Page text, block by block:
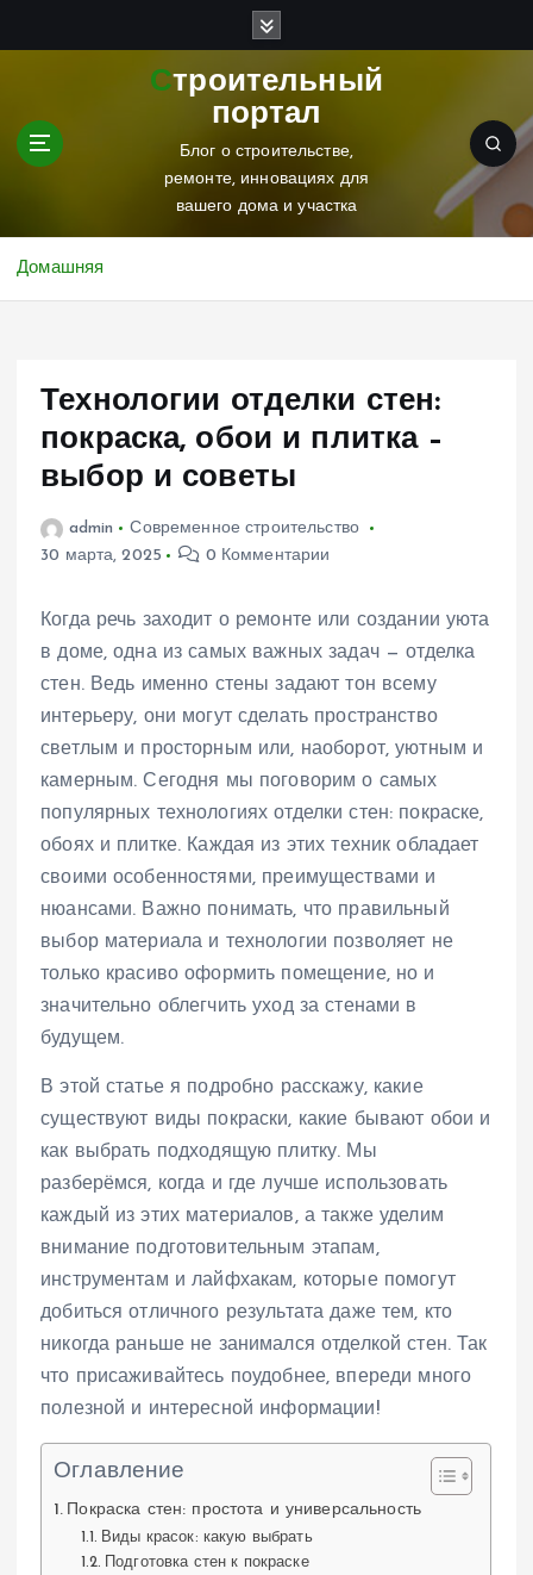
Строительный
портал
Блог о строительстве,
ремонте, инновациях для
вашего дома и участка
Домашняя
Технологии отделки стен:
покраска, обои и плитка –
выбор и советы
admin
Современное строительство
30 марта, 2025
0 Комментарии
Когда речь заходит о ремонте или создании уюта
в доме, одна из самых важных задач — отделка
стен. Ведь именно стены задают тон всему
интерьеру, они могут сделать пространство
светлым и просторным или, наоборот, уютным и
камерным. Сегодня мы поговорим о самых
популярных технологиях отделки стен: покраске,
обоях и плитке. Каждая из этих техник обладает
своими особенностями, преимуществами и
нюансами. Важно понимать, что правильный
выбор материала и технологии позволяет не
только красиво оформить помещение, но и
значительно облегчить уход за стенами в
будущем.
В этой статье я подробно расскажу, какие
существуют виды покраски, какие бывают обои и
как выбрать подходящую плитку. Мы
разберёмся, когда и где лучше использовать
каждый из этих материалов, а также уделим
внимание подготовительным этапам,
инструментам и лайфхакам, которые помогут
добиться отличного результата даже тем, кто
никогда раньше не занимался отделкой стен. Так
что присаживайтесь поудобнее, впереди много
полезной и интересной информации!
Оглавление
Покраска стен: простота и универсальность
Виды красок: какую выбрать
Подготовка стен к покраске